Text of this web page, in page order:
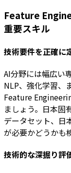
Feature
重要スキル
技術要件を正確に
AI分野には幅広い
NLP、強化学習、
Feature
ましょう。日本固
データセット、日
が必要かどうかも
技術的な深掘り評